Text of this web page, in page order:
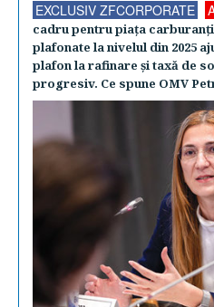
EXCLUSIV ZFCORPORATE
cadru pentru piaţa
plafonate la nivelul din 2025
plafon la rafinare şi taxă de
progresiv. Ce spune OMV